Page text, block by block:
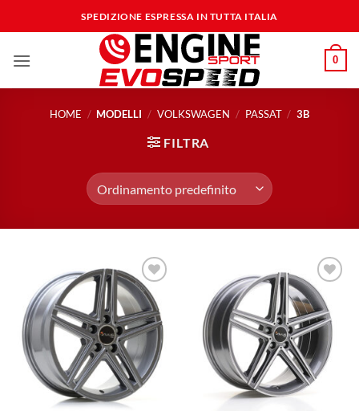
ai
SPEDIZIONE ESPRESSA IN TUTTA ITALIA
0
HOME / MODELLI / VOLKSWAGEN / PASSAT / 3B
FILTRA
Aggiungi
alla lista
dei
desideri
Aggiungi
alla lista
dei
desideri